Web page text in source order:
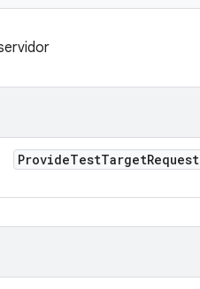
ProvideTestTargetRequest